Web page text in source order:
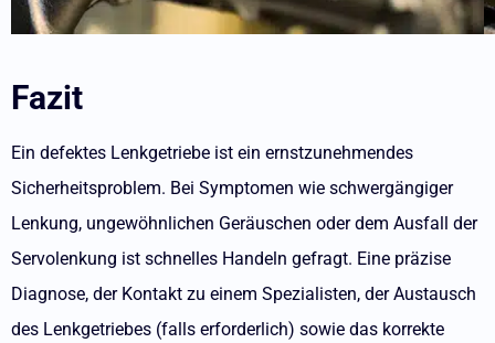
Fazit
Ein defektes Lenkgetriebe ist ein ernstzunehmendes
Sicherheitsproblem. Bei Symptomen wie schwergängiger
Lenkung, ungewöhnlichen Geräuschen oder dem Ausfall der
Servolenkung ist schnelles Handeln gefragt. Eine präzise
Diagnose, der Kontakt zu einem Spezialisten, der Austausch
des Lenkgetriebes (falls erforderlich) sowie das korrekte